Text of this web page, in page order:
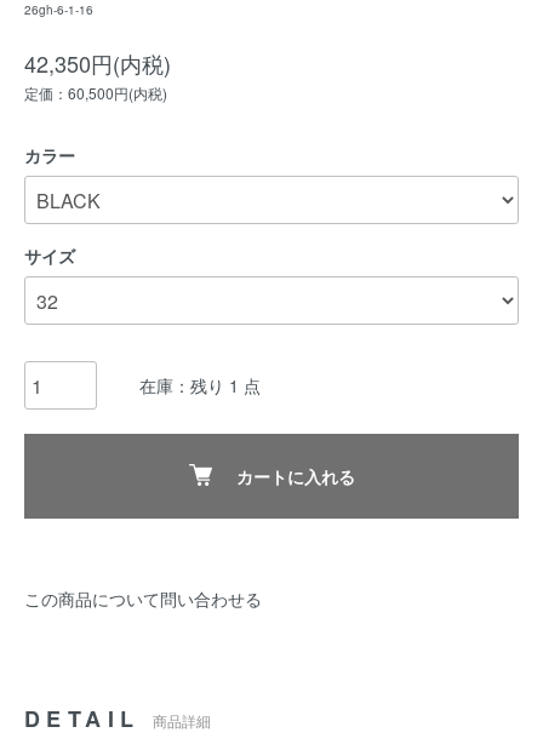
26gh-6-1-16
42,350円(内税)
定価：60,500円(内税)
カラー
サイズ
在庫：残り 1 点
カートに入れる
この商品について問い合わせる
DETAIL 商品詳細